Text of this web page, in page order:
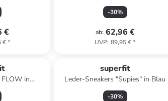
€
€*
-30%
ab: 62,96 €
UVP: 89,95 €*
in
superfit
Leder-Sneakers "Supies" in Blau
-30%